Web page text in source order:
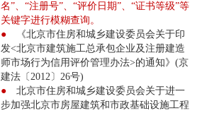
名”、“注册号”、“评价日期”、“证书等级”等
关键字进行模糊查询。
●
《北京市住房和城乡建设委员会关于印
发<北京市建筑施工总承包企业及注册建造
师市场行为信用评价管理办法>的通知》(京
建法〔2012〕26号)
● 北京市住房和城乡建设委员会关于进一
步加强北京市房屋建筑和市政基础设施工程